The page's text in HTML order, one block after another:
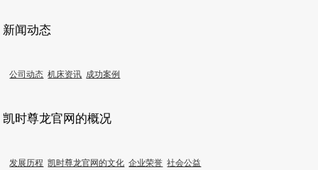
新闻动态
公司动态 机床资讯 成功案例
凯时尊龙官网的概况
发展历程 凯时尊龙官网的文化 企业荣誉 社会公益